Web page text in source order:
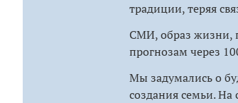
традиции, теряя
СМИ, образ жизни,
прогнозам через
Мы задумались о
создания семьи. На